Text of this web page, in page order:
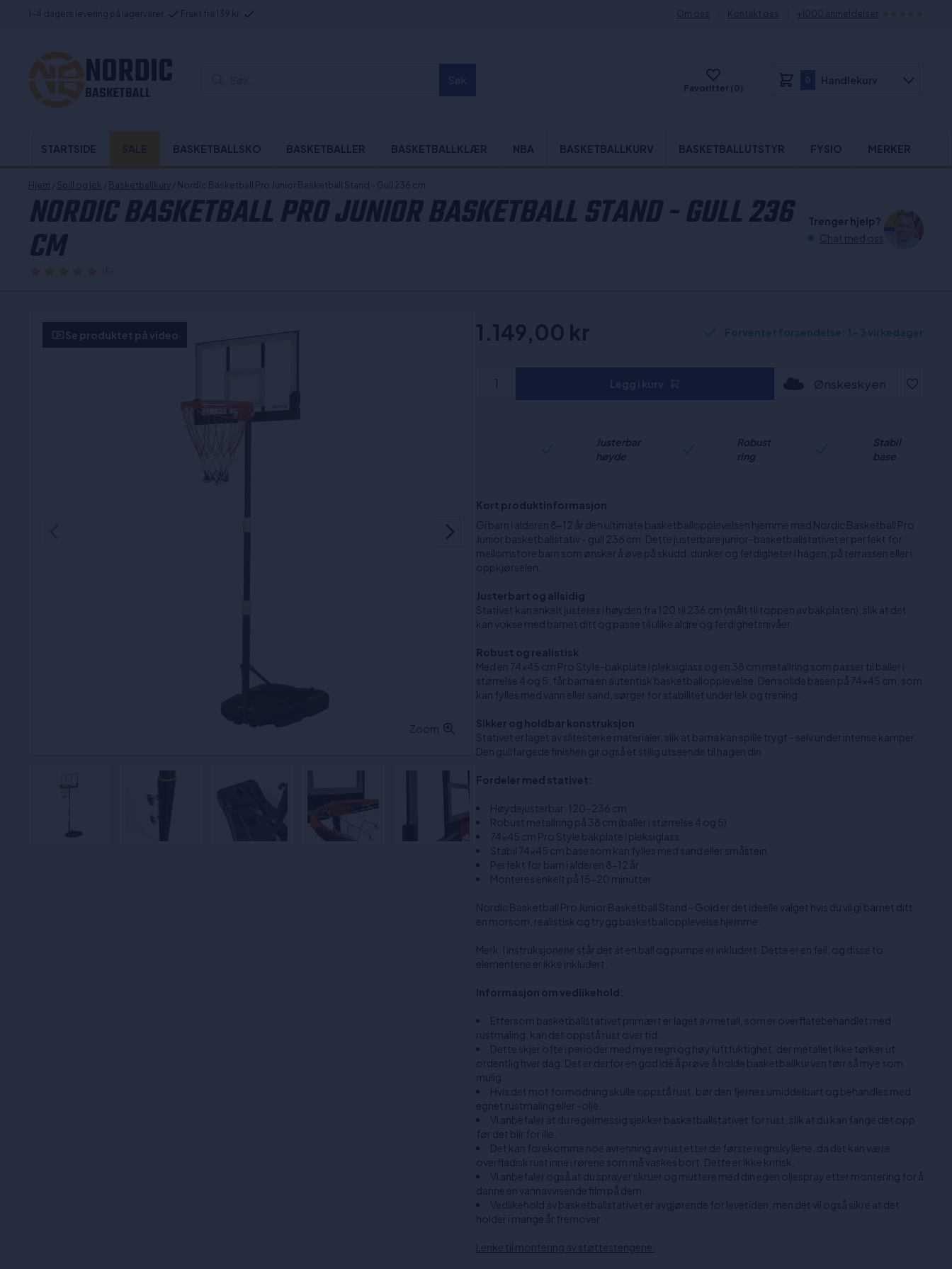
1-4 dagers levering på lagervarer Frakt fra 139 kr Om oss Kontakt oss +1000 anmeldelser
NORDIC
BASKETBALL Favoritter (0)
Handlekurv
STARTSIDE BASKETBALLSKO BASKETBALLER BASKETBALLKLÆR NBA BASKETBALLKURV BASKETBALLUTSTYR FYSIO MERKER
Hjem / Spill og lek / Basketballkurv / Nordic Basketball Pro Junior Basketball Stand - Gull 236 cm
NORDIC BASKETBALL PRO JUNIOR BASKETBALL STAND - GULL 236
CM
Trenger hjelp?
Chat med oss
Zoom
Se produktet på video 1.149,00 kr Forventet forsendelse: 1 - 3 virkedager
Ønskeskyen
Justerbar
høyde
Robust
ring
Stabil
base
Kort produktinformasjon
Gi barn i alderen 8-12 år den ultimate basketballopplevelsen hjemme med Nordic Basketball Pro
Junior basketballstativ - gull 236 cm. Dette justerbare junior-basketballstativet er perfekt for
mellomstore barn som ønsker å øve på skudd, dunker og ferdigheter i hagen, på terrassen eller i
oppkjørselen.
Justerbart og allsidig
Stativet kan enkelt justeres i høyden fra 120 til 236 cm (målt til toppen av bakplaten), slik at det
kan vokse med barnet ditt og passe til ulike aldre og ferdighetsnivåer.
Robust og realistisk
Med en 74x45 cm Pro Style-bakplate i pleksiglass og en 38 cm metallring som passer til baller i
størrelse 4 og 5, får barna en autentisk basketballopplevelse. Den solide basen på 74x45 cm, som
kan fylles med vann eller sand, sørger for stabilitet under lek og trening.
Sikker og holdbar konstruksjon
Stativet er laget av slitesterke materialer, slik at barna kan spille trygt - selv under intense kamper.
Den gullfargede finishen gir også et stilig utseende til hagen din.
Fordeler med stativet:
Høydejusterbar: 120-236 cm
Robust metallring på 38 cm (baller i størrelse 4 og 5)
74x45 cm Pro Style bakplate i pleksiglass
Stabil 74x45 cm base som kan fylles med sand eller småstein.
Perfekt for barn i alderen 8-12 år
Monteres enkelt på 15-20 minutter.
Nordic Basketball Pro Junior Basketball Stand - Gold er det ideelle valget hvis du vil gi barnet ditt
en morsom, realistisk og trygg basketballopplevelse hjemme.
Merk: I instruksjonene står det at en ball og pumpe er inkludert. Dette er en feil, og disse to
elementene er ikke inkludert.
Informasjon om vedlikehold:
Ettersom basketballstativet primært er laget av metall, som er overflatebehandlet med
rustmaling, kan det oppstå rust over tid.
Dette skjer ofte i perioder med mye regn og høy luftfuktighet, der metallet ikke tørker ut
ordentlig hver dag. Det er derfor en god idé å prøve å holde basketballkurven tørr så mye som
mulig.
Hvis det mot formodning skulle oppstå rust, bør den fjernes umiddelbart og behandles med
egnet rustmaling eller -olje.
Vi anbefaler at du regelmessig sjekker basketballstativet for rust, slik at du kan fange det opp
før det blir for ille.
Det kan forekomme noe avrenning av rust etter de første regnskyllene, da det kan være
overfladisk rust inne i rørene som må vaskes bort. Dette er ikke kritisk.
Vi anbefaler også at du sprayer skruer og muttere med din egen oljespray etter montering for å
danne en vannavvisende film på dem.
Vedlikehold av basketballstativet er avgjørende for levetiden, men det vil også sikre at det
holder i mange år fremover.
Lenke til montering av støttestengene.